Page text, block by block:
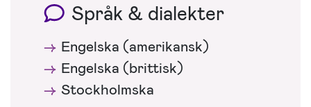
Språk & dialekter
Engelska (amerikansk)
Engelska (brittisk)
Stockholmska